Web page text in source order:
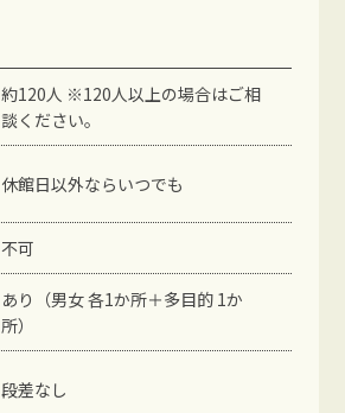
約120人 ※120人以上の場合はご相
談ください。
休館日以外ならいつでも
不可
あり（男女 各1か所＋多目的 1か
所）
段差なし